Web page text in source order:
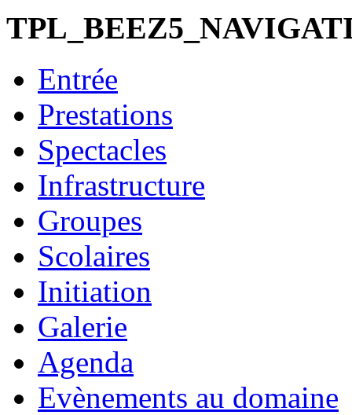
Entrée
Prestations
Spectacles
Infrastructure
Groupes
Scolaires
Initiation
Galerie
Agenda
Evènements au domaine